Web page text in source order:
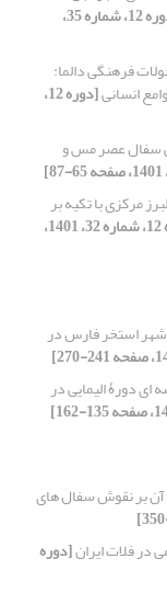
[دوره 12، شماره 35،
فرهنگی دالما:
انسانی [دوره 12،
سفال عصر مس و
مرکزی با تکیه بر
[دوره 12، شماره 32، 1401،
استخر فارس در
دورۀ الیمایی در
آن بر نقوش سفال های
در فلات ایران[دوره